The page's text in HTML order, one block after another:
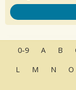
0-9 A B
L
M N O